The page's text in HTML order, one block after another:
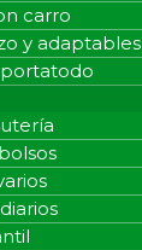
carro
y adaptables